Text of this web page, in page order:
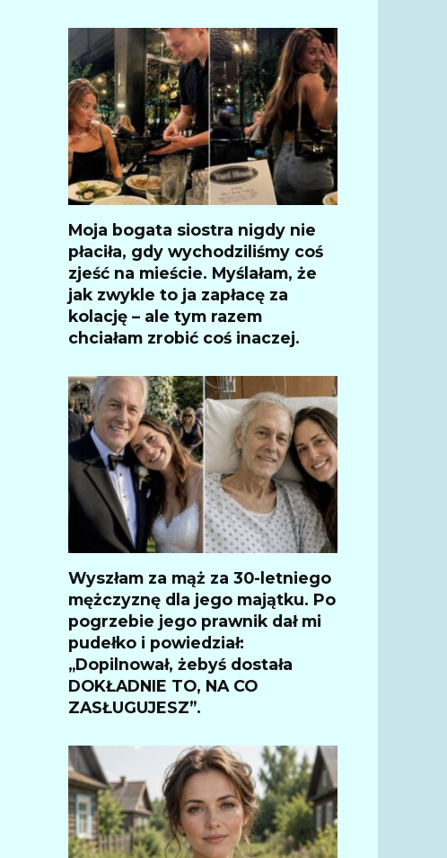
Moja bogata siostra nigdy nie
płaciła, gdy wychodziliśmy coś
zjeść na mieście. Myślałam, że
jak zwykle to ja zapłacę za
kolację – ale tym razem
chciałam zrobić coś inaczej.
Wyszłam za mąż za 30-letniego
mężczyznę dla jego majątku. Po
pogrzebie jego prawnik dał mi
pudełko i powiedział:
„Dopilnował, żebyś dostała
DOKŁADNIE TO, NA CO
ZASŁUGUJESZ”.